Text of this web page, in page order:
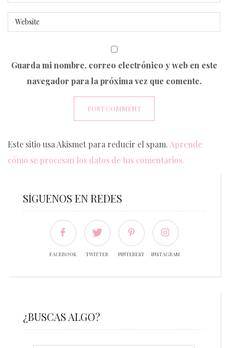
Guarda mi nombre, correo electrónico y web en este
navegador para la próxima vez que comente.
Este sitio usa Akismet para reducir el spam.Aprende
cómo se procesan los datos de tus comentarios.
SÍGUENOS EN REDES
FACEBOOK TWITTER PINTEREST INSTAGRAM
¿BUSCAS ALGO?